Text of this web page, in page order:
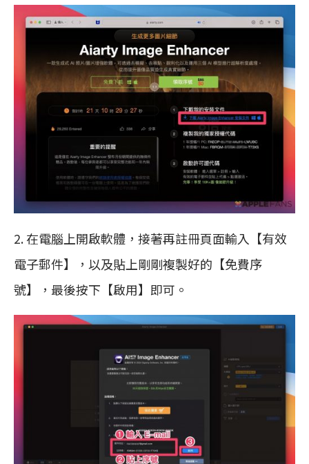
2. 在電腦上開啟軟體，接著再註冊頁面輸入【有效
電子郵件】，以及貼上剛剛複製好的【免費序
號】，最後按下【啟用】即可。